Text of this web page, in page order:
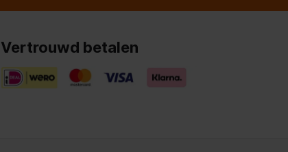
Vertrouwd betalen